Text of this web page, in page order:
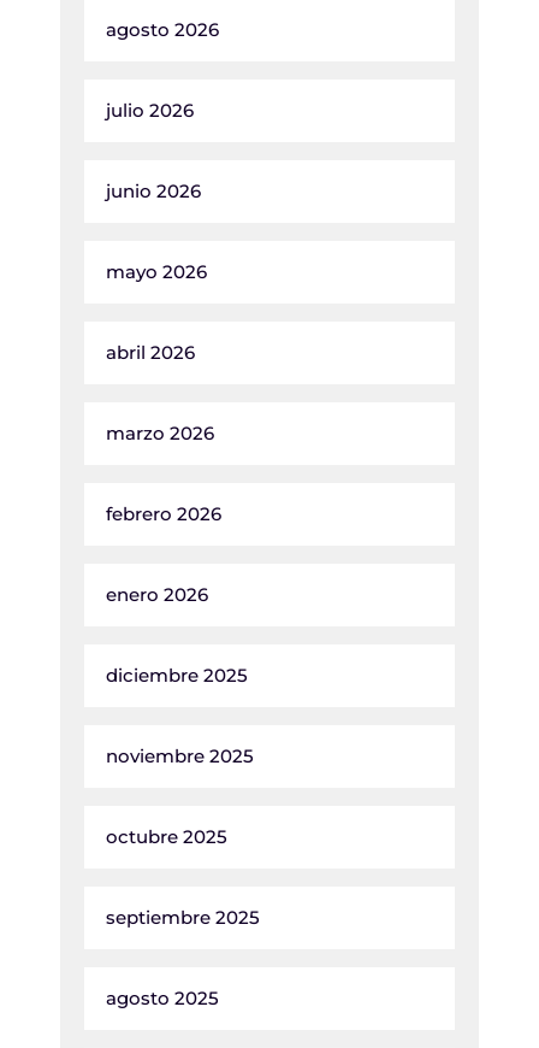
agosto 2026
julio 2026
junio 2026
mayo 2026
abril 2026
marzo 2026
febrero 2026
enero 2026
diciembre 2025
noviembre 2025
octubre 2025
septiembre 2025
agosto 2025